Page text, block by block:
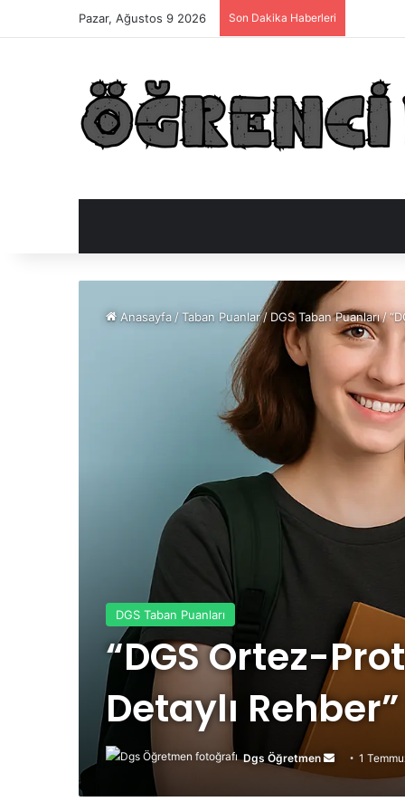
Pazar, Ağustos 9 2026 Son Dakika Haberleri
Anasayfa /Taban Puanlar/ DGS Taban Puanları/
DGS Taban Puanları
“DGS Ortez-
Detaylı
Dgs Öğretmen
e-
1